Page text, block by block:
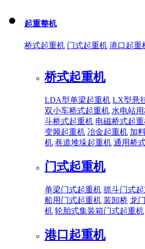
起重整机
桥式起重机 门式起重机 港口起重
桥式起重机
LDA型单梁起重机 LX型悬
双小车桥式起重机 水电站
斗桥式起重机 电磁桥式起
变频起重机 冶金起重机 加
机 巷道堆垛起重机 通用桥
门式起重机
单梁门式起重机 抓斗门式
船用门式起重机 装卸桥 龙
机 轮胎式集装箱门式起重机
港口起重机